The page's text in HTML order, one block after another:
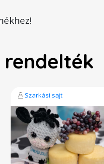
rendelték
Szarkási sajt